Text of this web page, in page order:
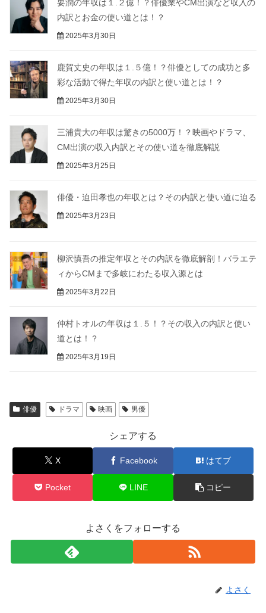
要潤の年収は１.２億！？俳優業やCM出演など収入の
内訳とお金の使い道とは！？
2025年3月30日
鹿賀丈史の年収は１.５億！？俳優としての成功と多
彩な活動で得た年収の内訳と使い道とは！？
2025年3月30日
三浦貴大の年収は驚きの5000万！？映画やドラマ、
CM出演の収入内訳とその使い道を徹底解説
2025年3月25日
俳優・迫田孝也の年収とは？その内訳と使い道に迫る
2025年3月23日
柳沢慎吾の推定年収とその内訳を徹底解剖！バラエテ
ィからCMまで多岐にわたる収入源とは
2025年3月22日
仲村トオルの年収は１.５！？その収入の内訳と使い
道とは！？
2025年3月19日
俳優 ドラマ 映画 男優
シェアする
X Facebook はてブ
Pocket LINE コピー
よさくをフォローする
よさく